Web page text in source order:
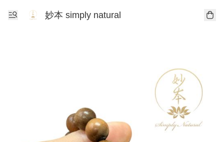
妙本 simply natural